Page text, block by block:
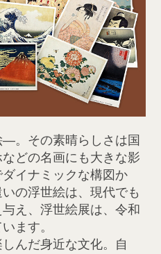
―。その素晴らしさは国
どの名画にも大きな影
イナミックな構図か
の浮世絵は、現代でも
え、浮世絵展は、令和
ます。
んだ身近な文化。自